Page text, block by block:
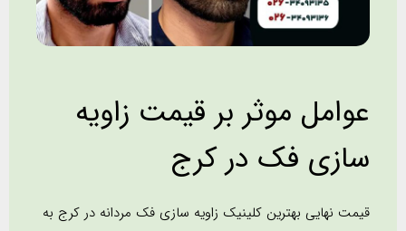
عوامل موثر بر قیمت زاویه
سازی فک در کرج
قیمت نهایی بهترین کلینیک زاویه سازی فک مردانه در کرج به